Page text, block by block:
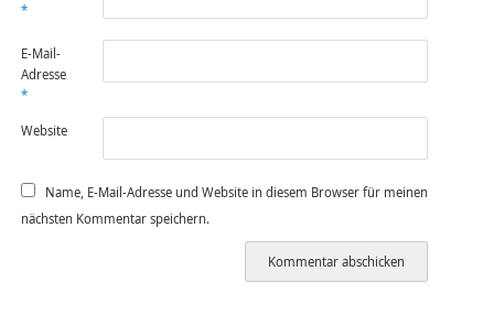
*
E-Mail-
Adresse
*
Website
Name, E-Mail-Adresse und Website in diesem Browser für meinen
nächsten Kommentar speichern.